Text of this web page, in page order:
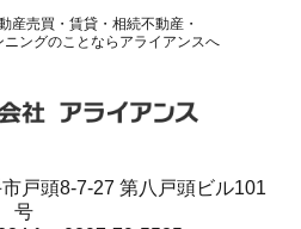
産売買・賃貸・相続不動産・
ングのことならアライアンスへ
戸頭8-7-27 第八戸頭ビル101
号